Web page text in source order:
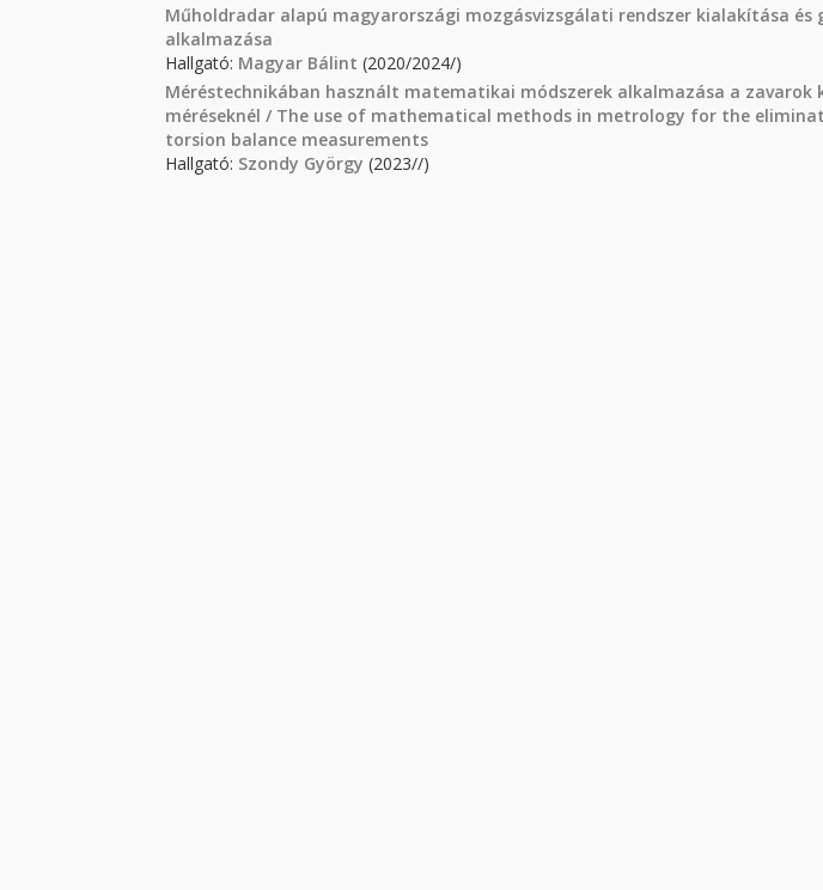
Műholdradar alapú magyarországi mozgásvizsgálati rendszer kialakítása és
alkalmazása
Hallgató: Magyar Bálint (2020/2024/)
Méréstechnikában használt matematikai módszerek alkalmazása a zavarok
méréseknél / The use of mathematical methods in metrology for the
torsion balance measurements
Hallgató: Szondy György (2023//)